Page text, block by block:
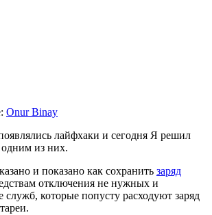
Onur Binay
лайфхаки и сегодня Я решил
из них.
и показано как сохранить заряд
отключения не нужных и
которые попусту расходуют заряд